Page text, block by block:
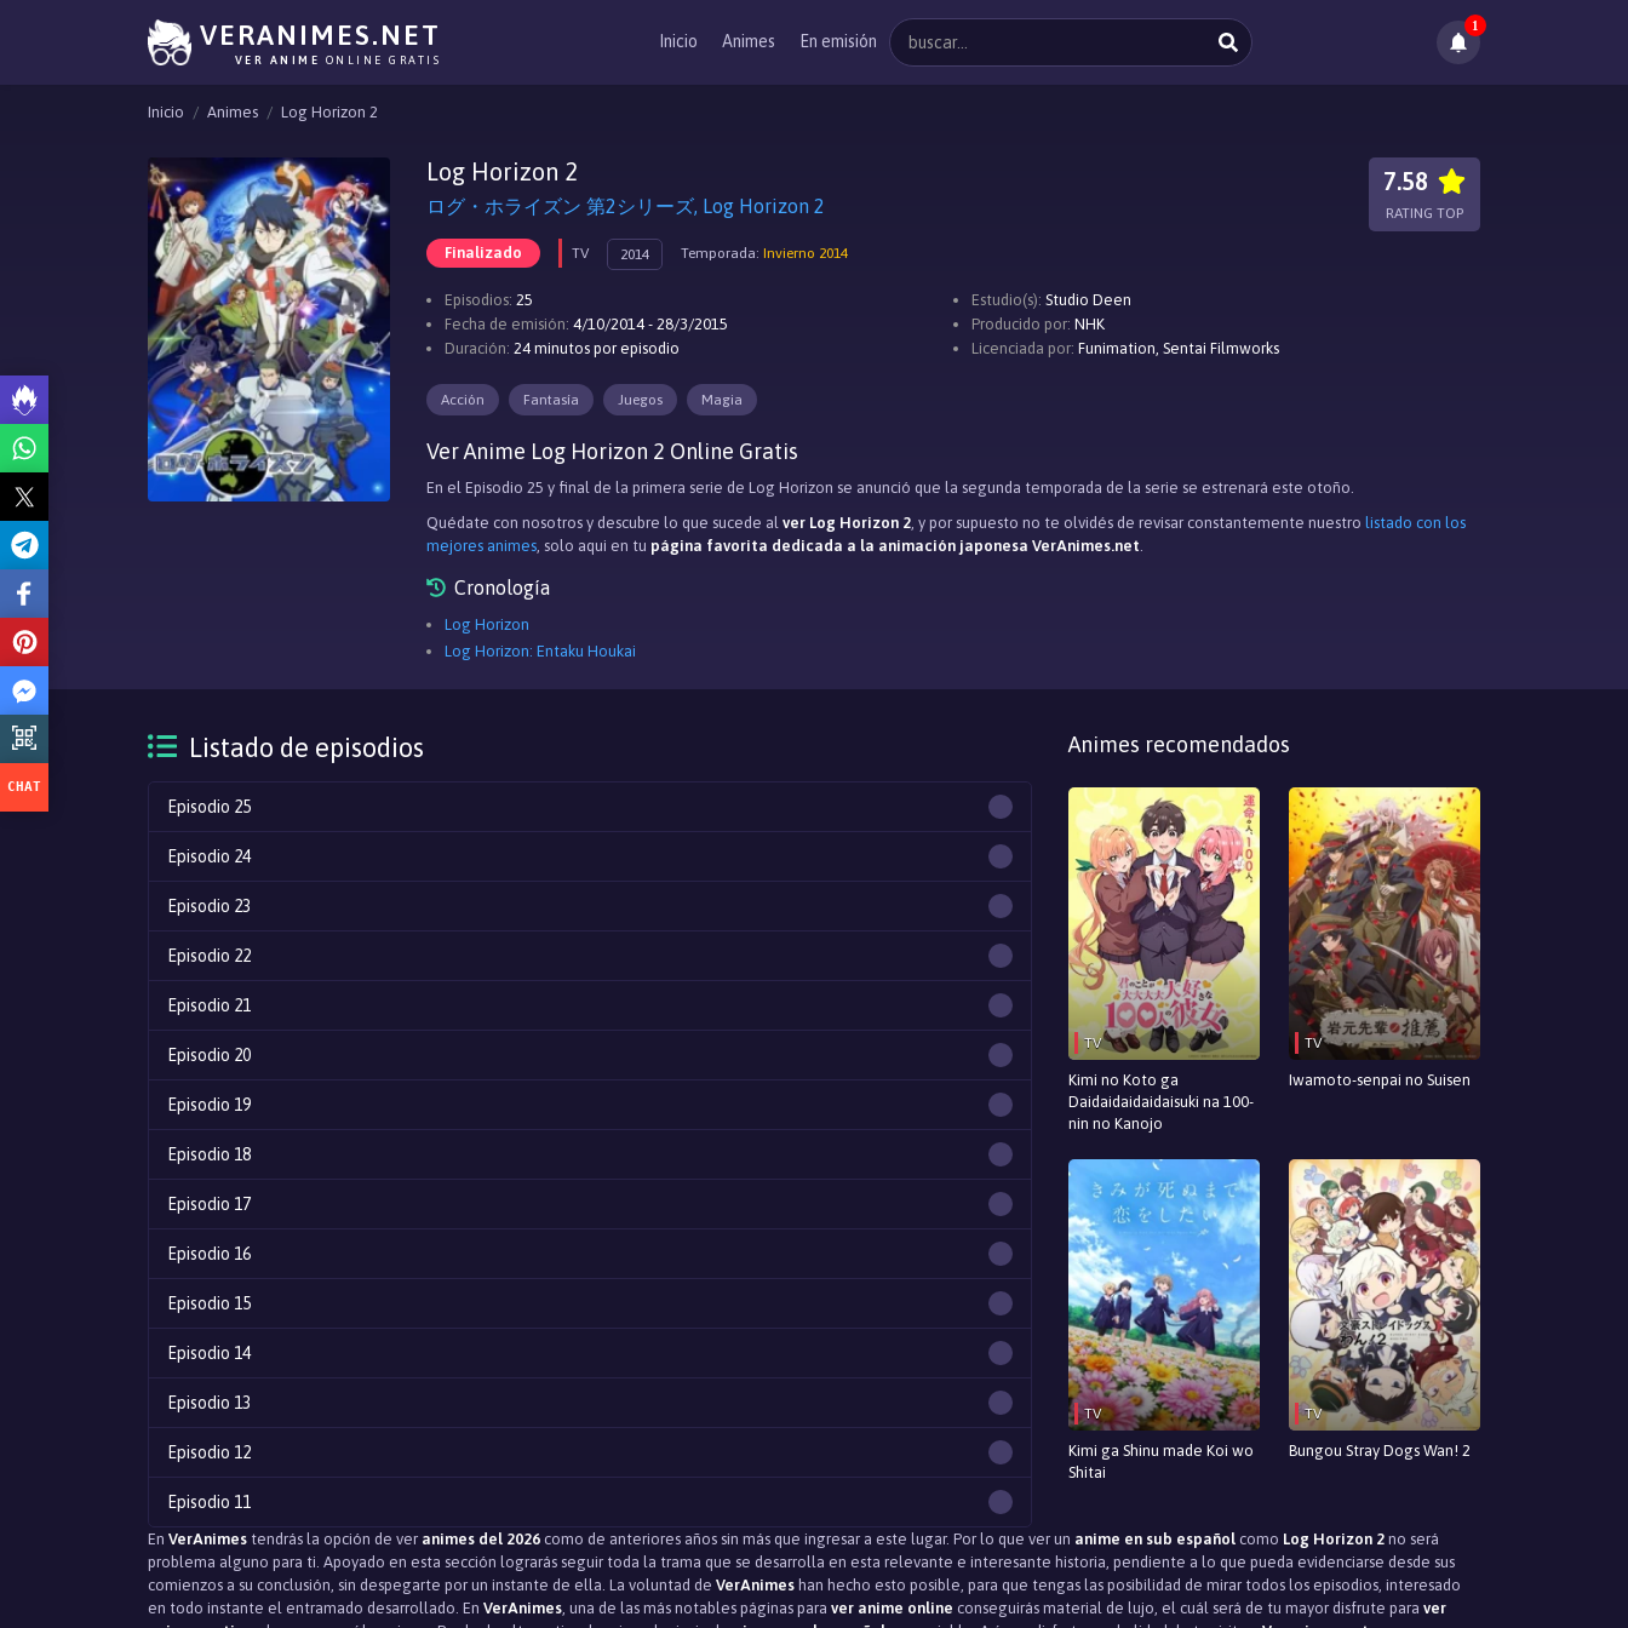
VERANIMES.NET
VER ANIME ONLINE GRATIS
Inicio Animes En emisión
1
Inicio Animes Log Horizon 2
Log Horizon 2
ログ・ホライズン 第2シリーズ, Log Horizon 2
Finalizado TV 2014 Temporada: Invierno 2014
7.58
RATING TOP
Episodios: 25
Fecha de emisión: 4/10/2014 - 28/3/2015
Duración: 24 minutos por episodio
Estudio(s): Studio Deen
Producido por: NHK
Licenciada por: Funimation, Sentai Filmworks
Acción Fantasía Juegos Magia
Ver Anime Log Horizon 2 Online Gratis
En el Episodio 25 y final de la primera serie de Log Horizon se anunció que la segunda temporada de la serie se estrenará este otoño.
Quédate con nosotros y descubre lo que sucede al ver Log Horizon 2, y por supuesto no te olvidés de revisar constantemente nuestro listado con los
mejores animes, solo aqui en tu página favorita dedicada a la animación japonesa VerAnimes.net.
Cronología
Log Horizon
Log Horizon: Entaku Houkai
Listado de episodios
Episodio 25
Episodio 24
Episodio 23
Episodio 22
Episodio 21
Episodio 20
Episodio 19
Episodio 18
Episodio 17
Episodio 16
Episodio 15
Episodio 14
Episodio 13
Episodio 12
Episodio 11
Episodio 10
Episodio 9
Animes recomendados
TV
Kimi no Koto ga
Daidaidaidaidaisuki na 100-
nin no Kanojo
TV
Iwamoto-senpai no Suisen
TV
Kimi ga Shinu made Koi wo
Shitai
TV
Bungou Stray Dogs Wan! 2
En VerAnimes tendrás la opción de ver animes del 2026 como de anteriores años sin más que ingresar a este lugar. Por lo que ver un anime en sub español como Log Horizon 2 no será
problema alguno para ti. Apoyado en esta sección lograrás seguir toda la trama que se desarrolla en esta relevante e interesante historia, pendiente a lo que pueda evidenciarse desde sus
comienzos a su conclusión, sin despegarte por un instante de ella. La voluntad de VerAnimes han hecho esto posible, para que tengas las posibilidad de mirar todos los episodios, interesado
en todo instante el entramado desarrollado. En VerAnimes, una de las más notables páginas para ver anime online conseguirás material de lujo, el cuál será de tu mayor disfrute para ver